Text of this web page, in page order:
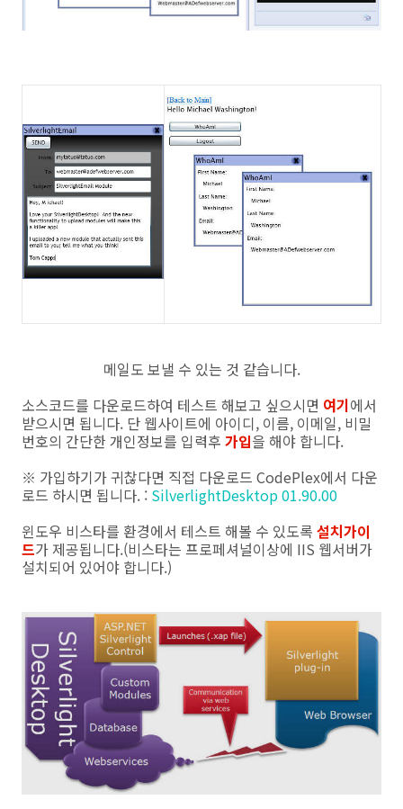
메일도 보낼 수 있는 것 같습니다.
소스코드를 다운로드하여 테스트 해보고 싶으시면 여기에서
받으시면 됩니다. 단 웹사이트에 아이디, 이름, 이메일, 비밀
번호의 간단한 개인정보를 입력후 가입을 해야 합니다.
※ 가입하기가 귀찮다면 직접 다운로드 CodePlex에서 다운
로드 하시면 됩니다. : SilverlightDesktop 01.90.00
윈도우 비스타를 환경에서 테스트 해볼 수 있도록 설치가이
드가 제공됩니다.(비스타는 프로페셔널이상에 IIS 웹서버가
설치되어 있어야 합니다.)